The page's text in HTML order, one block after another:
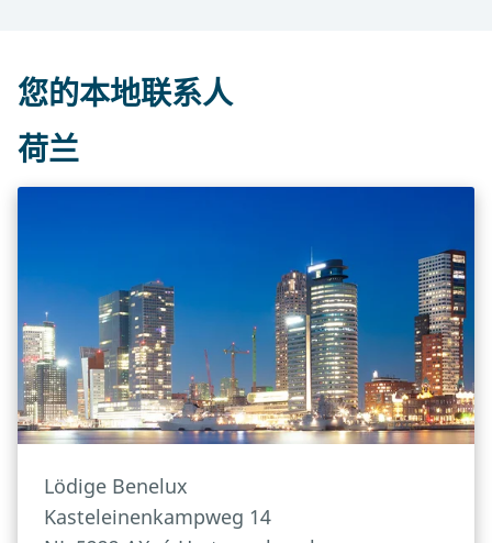
您的本地联系人
荷兰
Lödige Benelux
Kasteleinenkampweg 14